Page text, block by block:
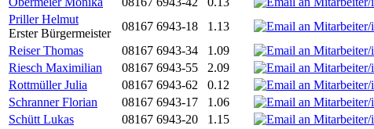
Priller Helmut
Erster Bürgermeister
08167 6943-18 1.13
Reiser Thomas
08167 6943-34 1.09
Riesch Maximilian
08167 6943-55 2.09
Rottmüller Julia
08167 6943-62 0.12
Schranner Florian
08167 6943-17 1.06
Schütt Lukas
08167 6943-20 1.15